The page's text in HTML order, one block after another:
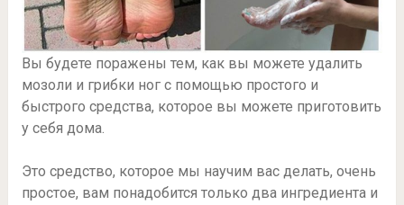
Вы будете поражены тем, как вы можете удалить
мозоли и грибки ног с помощью простого и
быстрого средства, которое вы можете приготовить
у себя дома.
Это средство, которое мы научим вас делать, очень
простое, вам понадобится только два ингредиента и